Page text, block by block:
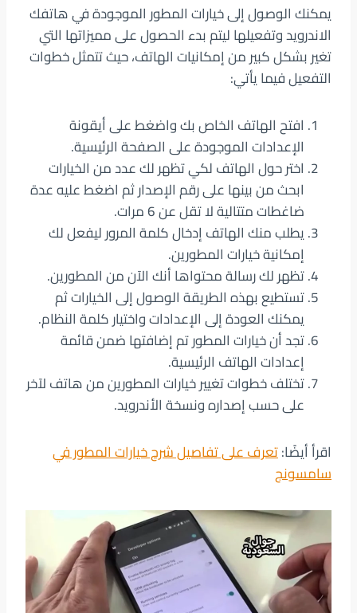
يمكنك الوصول إلى خيارات المطور الموجودة في هاتفك
الاندرويد وتفعيلها ليتم بدء الحصول على مميزاتها التي
تغير بشكل كبير من إمكانيات الهاتف، حيث تتمثل خطوات
التفعيل فيما يأتي:
افتح الهاتف الخاص بك واضغط على أيقونة
الإعدادات الموجودة على الصفحة الرئيسية.
اختر حول الهاتف لكي تظهر لك عدد من الخيارات
ابحث من بينها على رقم الإصدار ثم اضغط عليه عدة
ضاغطات متتالية لا تقل عن 6 مرات.
يطلب منك الهاتف إدخال كلمة المرور ليفعل لك
إمكانية خيارات المطورين.
تظهر لك رسالة محتواها أنك الآن من المطورين.
تستطيع بهذه الطريقة الوصول إلى الخيارات ثم
يمكنك العودة إلى الإعدادات واختيار كلمة النظام.
تجد أن خيارات المطور تم إضافتها ضمن قائمة
إعدادات الهاتف الرئيسية.
تختلف خطوات تغيير خيارات المطورين من هاتف لآخر
على حسب إصداره ونسخة الأندرويد.
اقرأ أيضًا:تعرف على تفاصيل شرح خيارات المطور في
سامسونج